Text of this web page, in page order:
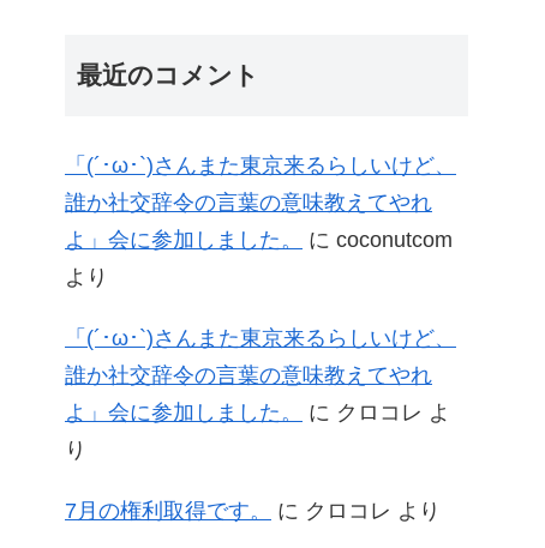
最近のコメント
「(´･ω･`)さんまた東京来るらしいけど、
誰か社交辞令の言葉の意味教えてやれ
よ」会に参加しました。
に coconutcom
より
「(´･ω･`)さんまた東京来るらしいけど、
誰か社交辞令の言葉の意味教えてやれ
よ」会に参加しました。
に クロコレ よ
り
7月の権利取得です。 に クロコレ より